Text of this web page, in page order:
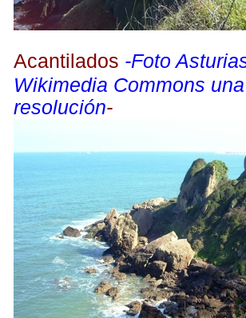
Acantilados -Foto
Wikimedia Commons
resolución-